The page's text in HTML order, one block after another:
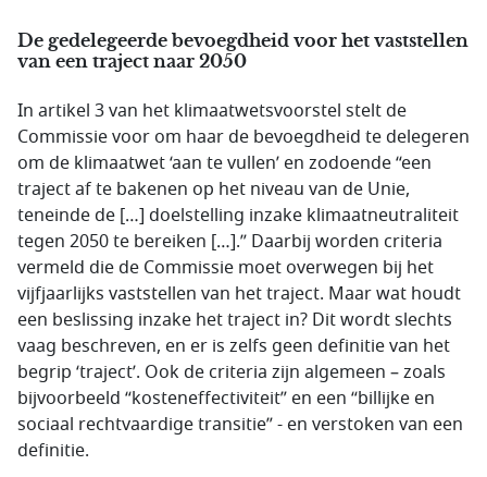
De gedelegeerde bevoegdheid voor het vaststellen
van een traject naar 2050
In artikel 3 van het klimaatwetsvoorstel stelt de
Commissie voor om haar de bevoegdheid te delegeren
om de klimaatwet ‘aan te vullen’ en zodoende “een
traject af te bakenen op het niveau van de Unie,
teneinde de […] doelstelling inzake klimaatneutraliteit
tegen 2050 te bereiken […].” Daarbij worden criteria
vermeld die de Commissie moet overwegen bij het
vijfjaarlijks vaststellen van het traject. Maar wat houdt
een beslissing inzake het traject in? Dit wordt slechts
vaag beschreven, en er is zelfs geen definitie van het
begrip ‘traject’. Ook de criteria zijn algemeen – zoals
bijvoorbeeld “kosteneffectiviteit” en een “billijke en
sociaal rechtvaardige transitie” - en verstoken van een
definitie.